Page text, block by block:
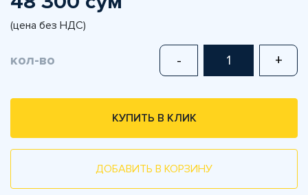
(цена без НДС)
кол-во - +
КУПИТЬ В КЛИК
ДОБАВИТЬ В КОРЗИНУ